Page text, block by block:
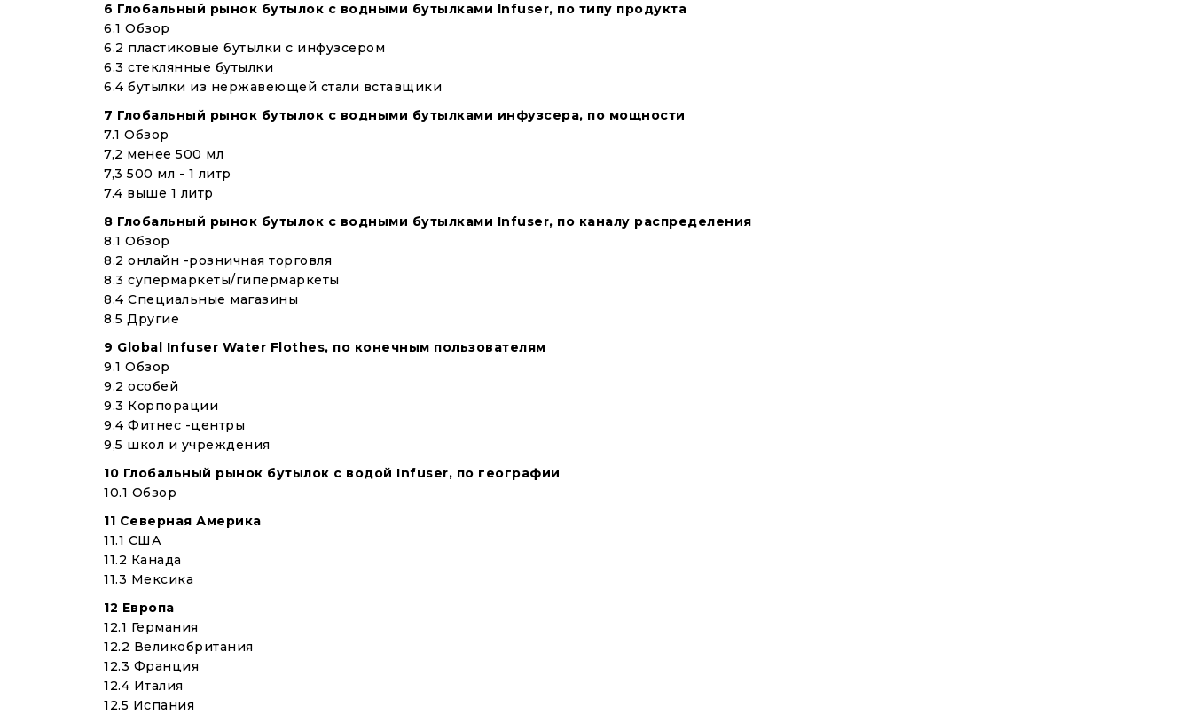
6 Глобальный рынок бутылок с водными бутылками Infuser, по типу продукта
6.1 Обзор
6.2 пластиковые бутылки с инфузсером
6.3 стеклянные бутылки
6.4 бутылки из нержавеющей стали вставщики
7 Глобальный рынок бутылок с водными бутылками инфузсера, по мощности
7.1 Обзор
7,2 менее 500 мл
7,3 500 мл - 1 литр
7.4 выше 1 литр
8 Глобальный рынок бутылок с водными бутылками Infuser, по каналу распределения
8.1 Обзор
8.2 онлайн -розничная торговля
8.3 супермаркеты/гипермаркеты
8.4 Специальные магазины
8.5 Другие
9 Global Infuser Water Flothes, по конечным пользователям
9.1 Обзор
9.2 особей
9.3 Корпорации
9.4 Фитнес -центры
9,5 школ и учреждения
10 Глобальный рынок бутылок с водой Infuser, по географии
10.1 Обзор
11 Северная Америка
11.1 США
11.2 Канада
11.3 Мексика
12 Европа
12.1 Германия
12.2 Великобритания
12.3 Франция
12.4 Италия
12.5 Испания